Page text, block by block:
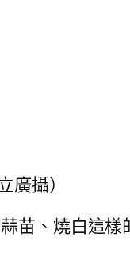
攝）
苗、燒白這樣